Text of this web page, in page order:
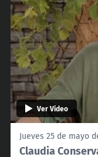
Ver Video
Jueves 25 de mayo
Claudia